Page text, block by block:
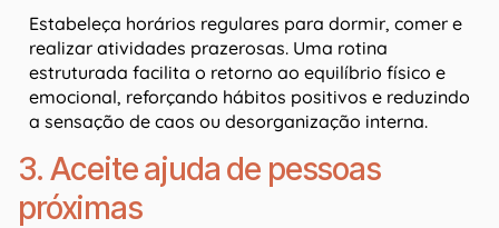
Estabeleça horários regulares para dormir, comer e
realizar atividades prazerosas. Uma rotina
estruturada facilita o retorno ao equilíbrio físico e
emocional, reforçando hábitos positivos e reduzindo
a sensação de caos ou desorganização interna.
3. Aceite ajuda de pessoas
próximas